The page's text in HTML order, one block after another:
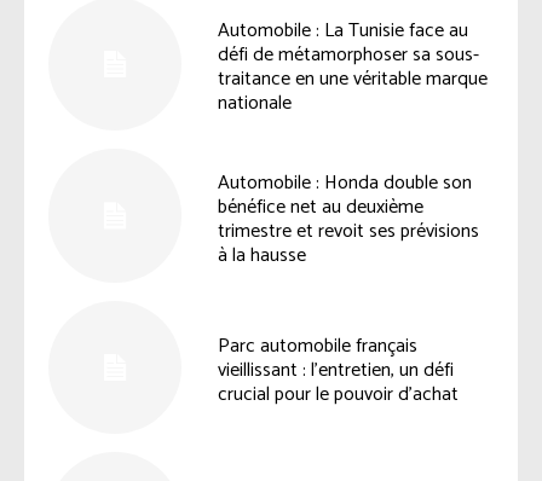
Automobile : La Tunisie face au
défi de métamorphoser sa sous-
traitance en une véritable marque
nationale
Automobile : Honda double son
bénéfice net au deuxième
trimestre et revoit ses prévisions
à la hausse
Parc automobile français
vieillissant : l’entretien, un défi
crucial pour le pouvoir d’achat